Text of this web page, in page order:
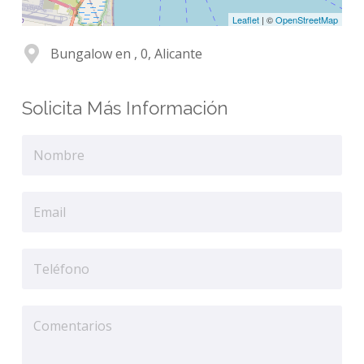
Leaflet | ©OpenStreetMap
Bungalow en , 0, Alicante
Solicita Más Información